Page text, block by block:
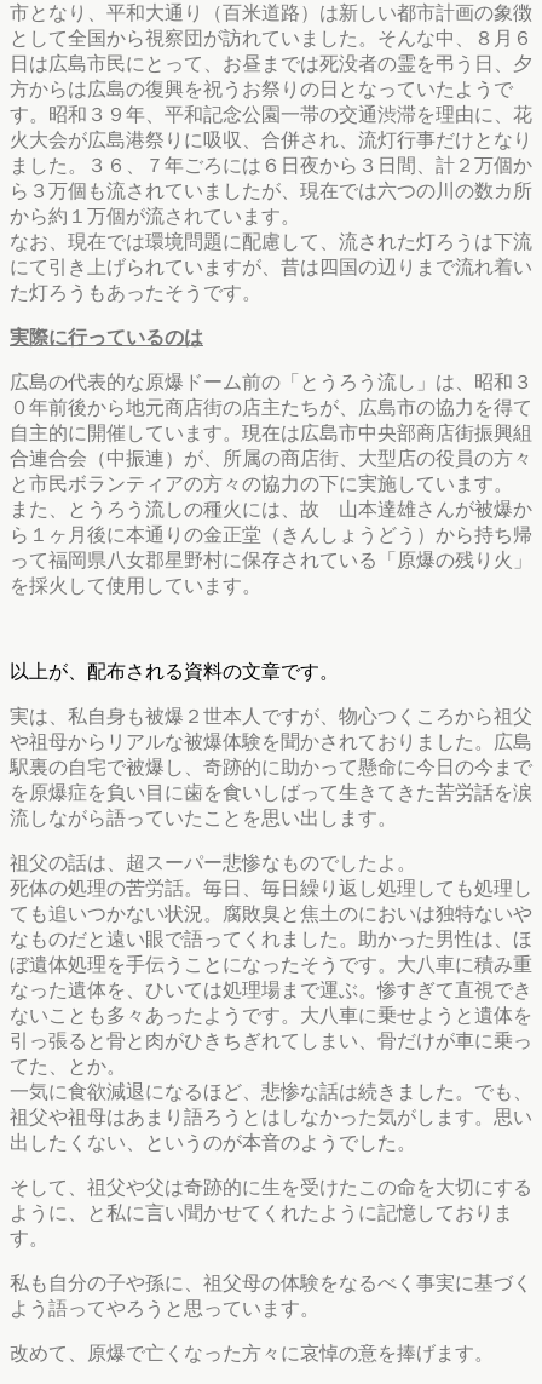
市となり、平和大通り（百米道路）は新しい都市計画の象徴
として全国から視察団が訪れていました。そんな中、８月６
日は広島市民にとって、お昼までは死没者の霊を弔う日、夕
方からは広島の復興を祝うお祭りの日となっていたようで
す。昭和３９年、平和記念公園一帯の交通渋滞を理由に、花
火大会が広島港祭りに吸収、合併され、流灯行事だけとなり
ました。３６、７年ごろには６日夜から３日間、計２万個か
ら３万個も流されていましたが、現在では六つの川の数カ所
から約１万個が流されています。
なお、現在では環境問題に配慮して、流された灯ろうは下流
にて引き上げられていますが、昔は四国の辺りまで流れ着い
た灯ろうもあったそうです。
実際に行っているのは
広島の代表的な原爆ドーム前の「とうろう流し」は、昭和３
０年前後から地元商店街の店主たちが、広島市の協力を得て
自主的に開催しています。現在は広島市中央部商店街振興組
合連合会（中振連）が、所属の商店街、大型店の役員の方々
と市民ボランティアの方々の協力の下に実施しています。
また、とうろう流しの種火には、故 山本達雄さんが被爆か
ら１ヶ月後に本通りの金正堂（きんしょうどう）から持ち帰
って福岡県八女郡星野村に保存されている「原爆の残り火」
を採火して使用しています。
以上が、配布される資料の文章です。
実は、私自身も被爆２世本人ですが、物心つくころから祖父
や祖母からリアルな被爆体験を聞かされておりました。広島
駅裏の自宅で被爆し、奇跡的に助かって懸命に今日の今まで
を原爆症を負い目に歯を食いしばって生きてきた苦労話を涙
流しながら語っていたことを思い出します。
祖父の話は、超スーパー悲惨なものでしたよ。
死体の処理の苦労話。毎日、毎日繰り返し処理しても処理し
ても追いつかない状況。腐敗臭と焦土のにおいは独特ないや
なものだと遠い眼で語ってくれました。助かった男性は、ほ
ぼ遺体処理を手伝うことになったそうです。大八車に積み重
なった遺体を、ひいては処理場まで運ぶ。惨すぎて直視でき
ないことも多々あったようです。大八車に乗せようと遺体を
引っ張ると骨と肉がひきちぎれてしまい、骨だけが車に乗っ
てた、とか。
一気に食欲減退になるほど、悲惨な話は続きました。でも、
祖父や祖母はあまり語ろうとはしなかった気がします。思い
出したくない、というのが本音のようでした。
そして、祖父や父は奇跡的に生を受けたこの命を大切にする
ように、と私に言い聞かせてくれたように記憶しておりま
す。
私も自分の子や孫に、祖父母の体験をなるべく事実に基づく
よう語ってやろうと思っています。
改めて、原爆で亡くなった方々に哀悼の意を捧げます。